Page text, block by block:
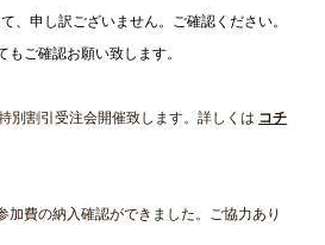
、申し訳ございません。ご確認ください。
ご確認お願い致します。
割引受注会開催致します。詳しくは コチ
費の納入確認ができました。ご協力あり